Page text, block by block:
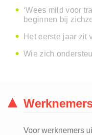
‘Wees mild voor
beginnen bij
Het eerste jaar zit
Wie zich
Voor werknemers